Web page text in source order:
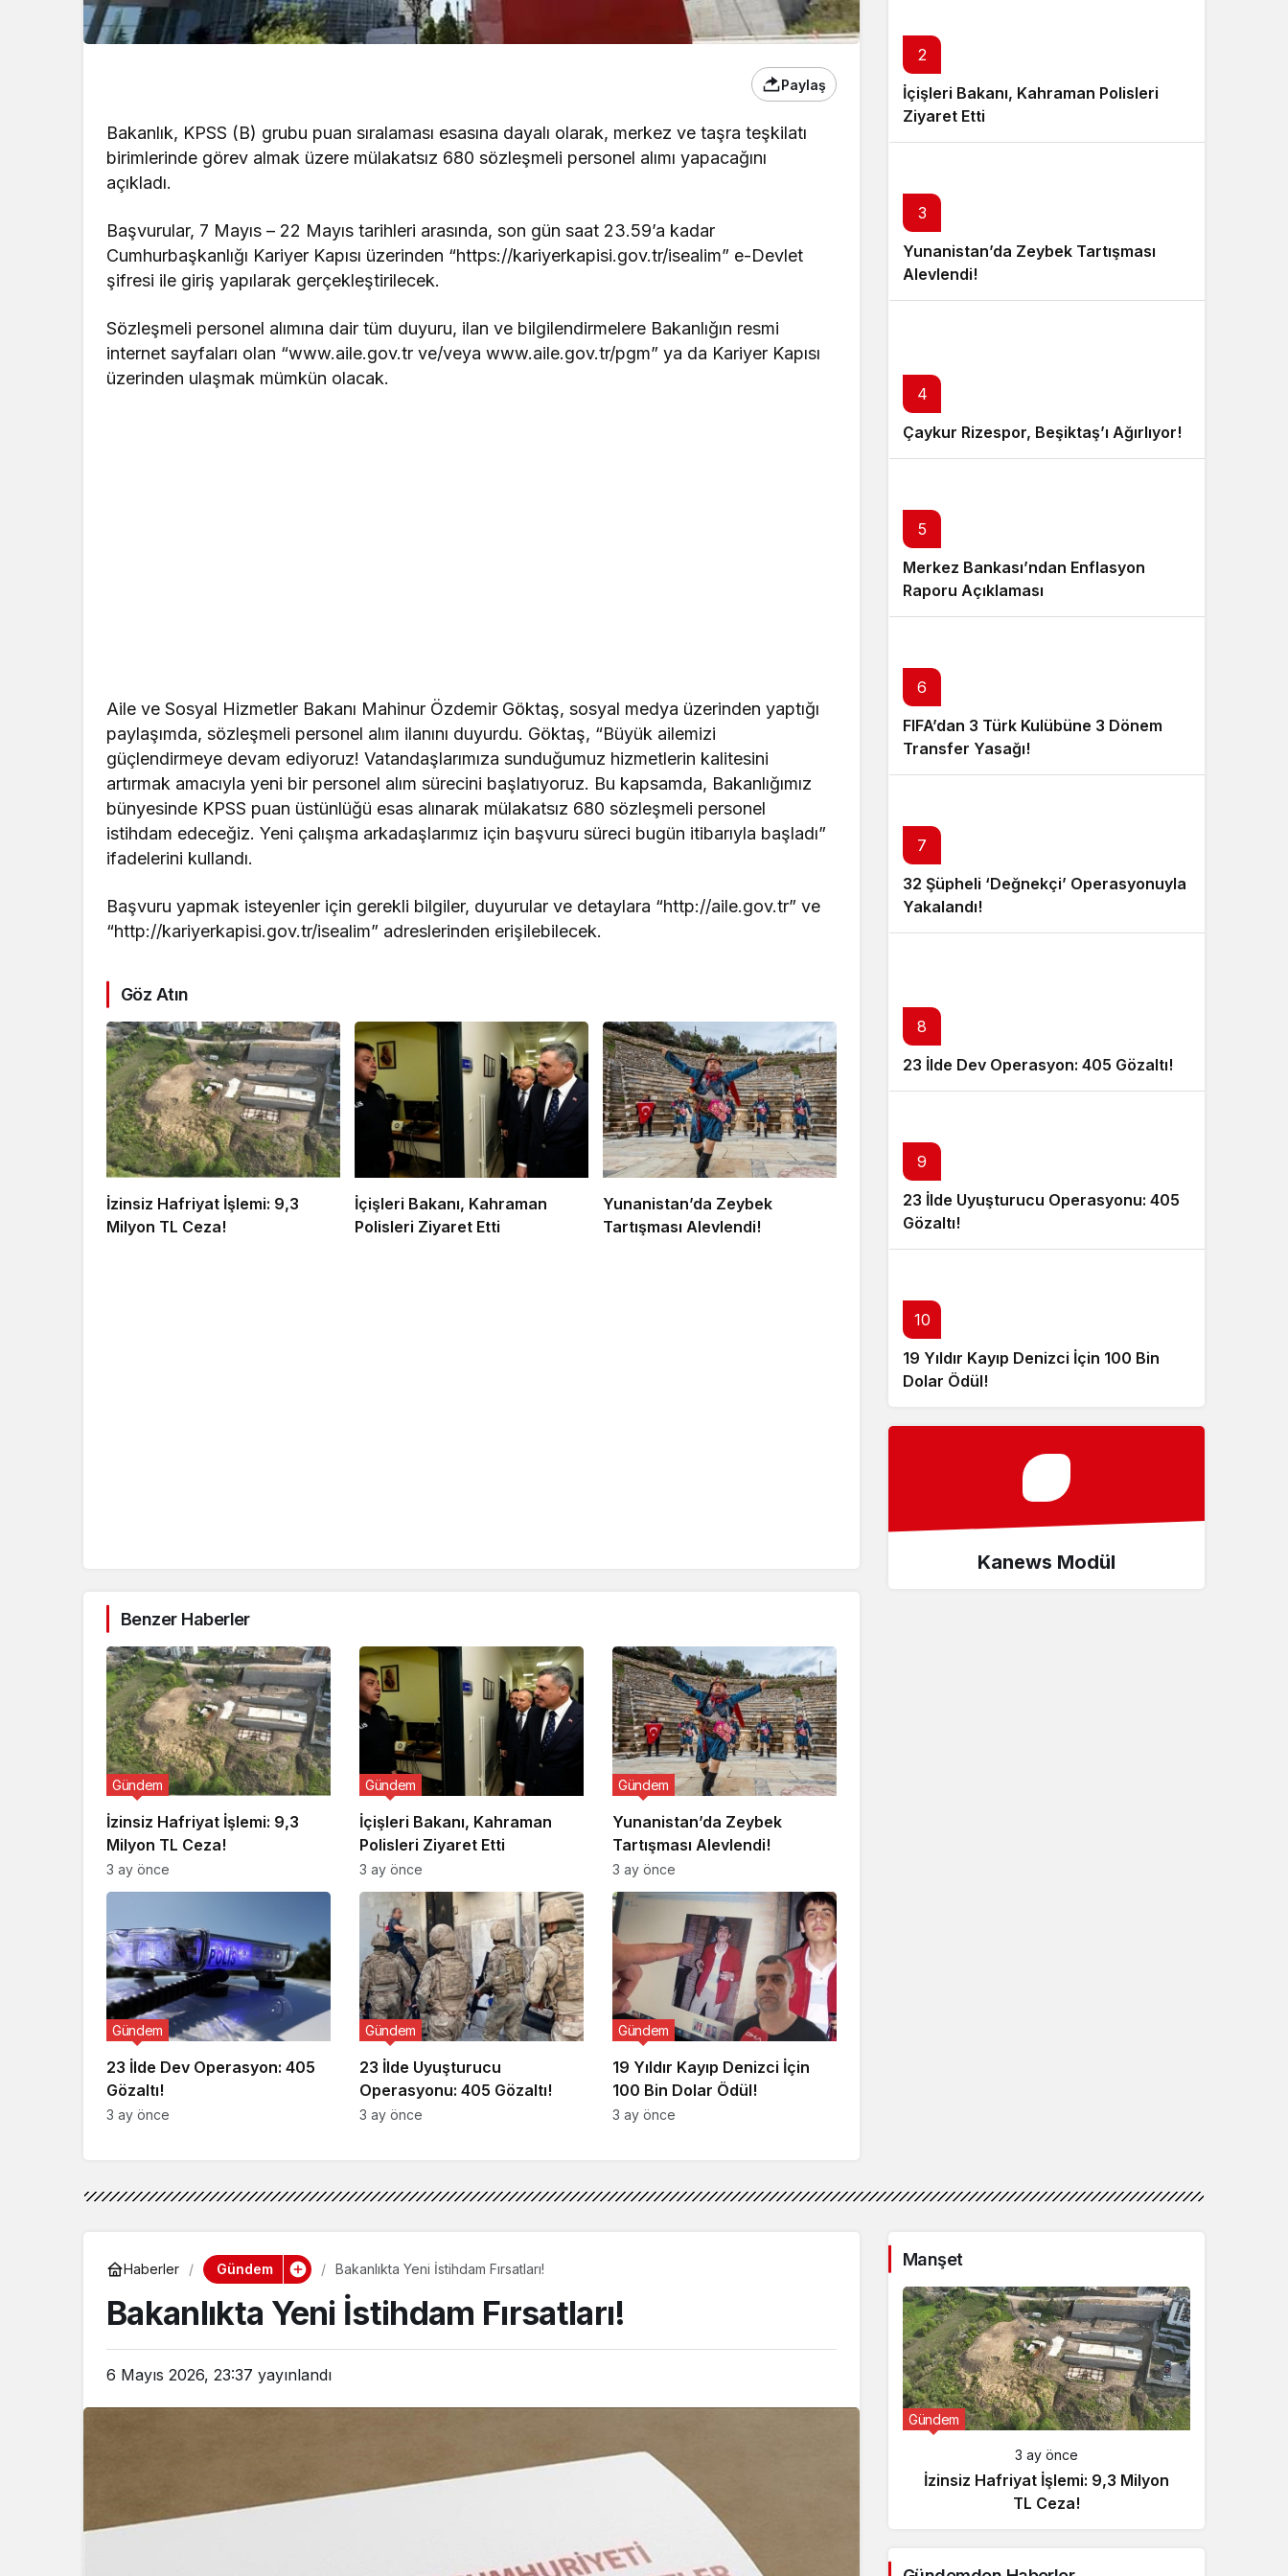
Paylaş
Bakanlık, KPSS (B) grubu puan sıralaması esasına dayalı olarak, merkez ve taşra teşkilatı
birimlerinde görev almak üzere mülakatsız 680 sözleşmeli personel alımı yapacağını
açıkladı.
Başvurular, 7 Mayıs – 22 Mayıs tarihleri arasında, son gün saat 23.59’a kadar
Cumhurbaşkanlığı Kariyer Kapısı üzerinden “https://kariyerkapisi.gov.tr/isealim” e-Devlet
şifresi ile giriş yapılarak gerçekleştirilecek.
Sözleşmeli personel alımına dair tüm duyuru, ilan ve bilgilendirmelere Bakanlığın resmi
internet sayfaları olan “www.aile.gov.tr ve/veya www.aile.gov.tr/pgm” ya da Kariyer Kapısı
üzerinden ulaşmak mümkün olacak.
Aile ve Sosyal Hizmetler Bakanı Mahinur Özdemir Göktaş, sosyal medya üzerinden yaptığı
paylaşımda, sözleşmeli personel alım ilanını duyurdu. Göktaş, “Büyük ailemizi
güçlendirmeye devam ediyoruz! Vatandaşlarımıza sunduğumuz hizmetlerin kalitesini
artırmak amacıyla yeni bir personel alım sürecini başlatıyoruz. Bu kapsamda, Bakanlığımız
bünyesinde KPSS puan üstünlüğü esas alınarak mülakatsız 680 sözleşmeli personel
istihdam edeceğiz. Yeni çalışma arkadaşlarımız için başvuru süreci bugün itibarıyla başladı”
ifadelerini kullandı.
Başvuru yapmak isteyenler için gerekli bilgiler, duyurular ve detaylara “http://aile.gov.tr” ve
“http://kariyerkapisi.gov.tr/isealim” adreslerinden erişilebilecek.
Göz Atın
İzinsiz Hafriyat İşlemi: 9,3
Milyon TL Ceza!
İçişleri Bakanı, Kahraman
Polisleri Ziyaret Etti
Yunanistan’da Zeybek
Tartışması Alevlendi!
Benzer Haberler
İzinsiz Hafriyat İşlemi: 9,3
Milyon TL Ceza!
Gündem
3 ay önce
İçişleri Bakanı, Kahraman
Polisleri Ziyaret Etti
Gündem
3 ay önce
Yunanistan’da Zeybek
Tartışması Alevlendi!
Gündem
3 ay önce
23 İlde Dev Operasyon: 405
Gözaltı!
Gündem
3 ay önce
23 İlde Uyuşturucu
Operasyonu: 405 Gözaltı!
Gündem
3 ay önce
19 Yıldır Kayıp Denizci İçin
100 Bin Dolar Ödül!
Gündem
3 ay önce
2
İçişleri Bakanı, Kahraman Polisleri
Ziyaret Etti
3
Yunanistan’da Zeybek Tartışması
Alevlendi!
4
Çaykur Rizespor, Beşiktaş’ı Ağırlıyor!
5
Merkez Bankası’ndan Enflasyon
Raporu Açıklaması
6
FIFA’dan 3 Türk Kulübüne 3 Dönem
Transfer Yasağı!
7
32 Şüpheli ‘Değnekçi’ Operasyonuyla
Yakalandı!
8
23 İlde Dev Operasyon: 405 Gözaltı!
9
23 İlde Uyuşturucu Operasyonu: 405
Gözaltı!
10
19 Yıldır Kayıp Denizci İçin 100 Bin
Dolar Ödül!
Kanews Modül
Haberler Gündem Bakanlıkta Yeni İstihdam Fırsatları!
Bakanlıkta Yeni İstihdam Fırsatları!
6 Mayıs 2026, 23:37 yayınlandı
Manşet
Gündem
3 ay önce
İzinsiz Hafriyat İşlemi: 9,3 Milyon
TL Ceza!